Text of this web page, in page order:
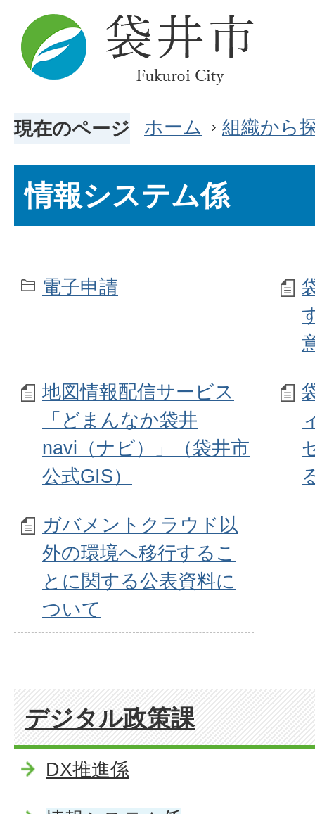
現在のページ ホーム 組織から
情報システム係
電子申請
地図情報配信サービス
「どまんなか袋井
navi（ナビ）」（袋井市
公式GIS）
ガバメントクラウド以
外の環境へ移行するこ
とに関する公表資料に
ついて
デジタル政策課
DX推進係